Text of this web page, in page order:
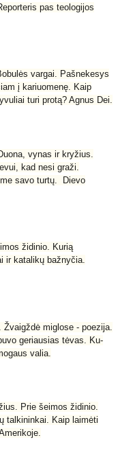
pas teologijos
vargai. Pašnekesys
į kariuomenę. Kaip
turi protą? Agnus Dei.
vynas ir kryžius.
kad nesi graži.
savo turtų. Dievo
židinio. Kurią
ir katalikų bažnyčia.
miglose - poezija.
geriausias tėvas. Ku-
valia.
Prie šeimos židinio.
talkininkai. Kaip laimėti